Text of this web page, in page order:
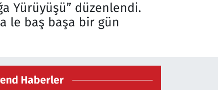
Yürüyüşü” düzenlendi.
le baş başa bir gün
Haberler